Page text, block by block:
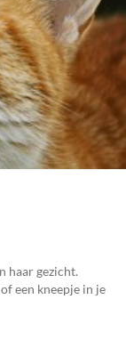
haar gezicht.
een kneepje in je